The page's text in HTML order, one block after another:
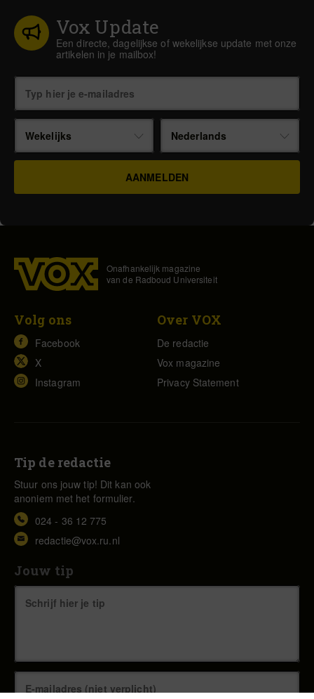
Vox Update
Een directe, dagelijkse of wekelijkse update met onze
artikelen in je mailbox!
Wekelijks Nederlands
Onafhankelijk magazine
van de Radboud Universiteit
Volg ons
Facebook
X
Instagram
Over VOX
De redactie
Vox magazine
Privacy Statement
Tip de redactie
Stuur ons jouw tip! Dit kan ook
anoniem met het formulier.
024 - 36 12 775
redactie@vox.ru.nl
Jouw tip